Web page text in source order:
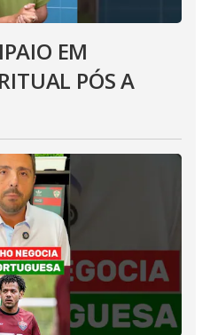
EM
PÓS A